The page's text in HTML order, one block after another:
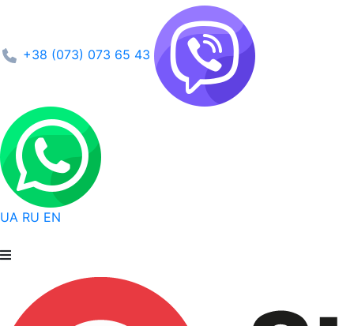
+38 (073) 073 65 43
UA RU EN